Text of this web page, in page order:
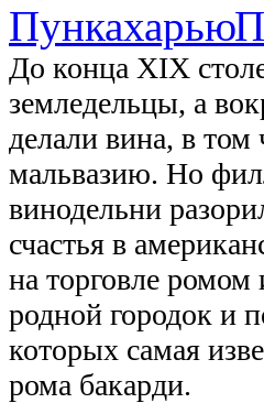
До конца XIX
земледельцы, а
делали вина, в
мальвазию. Но
винодельни
счастья в
на торговле
родной городок и
которых самая
рома бакарди.